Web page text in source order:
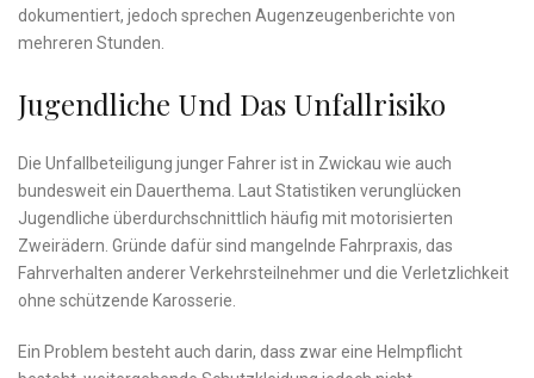
dokumentiert, jedoch sprechen Augenzeugenberichte von
mehreren Stunden.
Jugendliche Und Das Unfallrisiko
Die Unfallbeteiligung junger Fahrer ist in Zwickau wie auch
bundesweit ein Dauerthema. Laut Statistiken verunglücken
Jugendliche überdurchschnittlich häufig mit motorisierten
Zweirädern. Gründe dafür sind mangelnde Fahrpraxis, das
Fahrverhalten anderer Verkehrsteilnehmer und die Verletzlichkeit
ohne schützende Karosserie.
Ein Problem besteht auch darin, dass zwar eine Helmpflicht